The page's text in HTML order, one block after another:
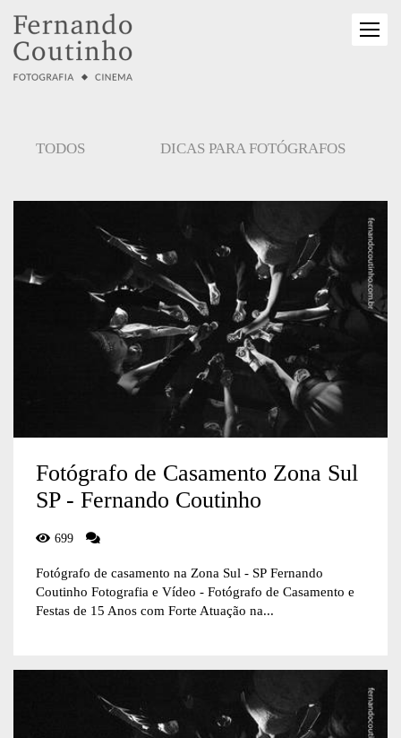
TODOS DICAS PARA FOTÓGRAFOS
Fotógrafo de Casamento Zona Sul
SP - Fernando Coutinho
699
Fotógrafo de casamento na Zona Sul - SP Fernando
Coutinho Fotografia e Vídeo - Fotógrafo de Casamento e
Festas de 15 Anos com Forte Atuação na...